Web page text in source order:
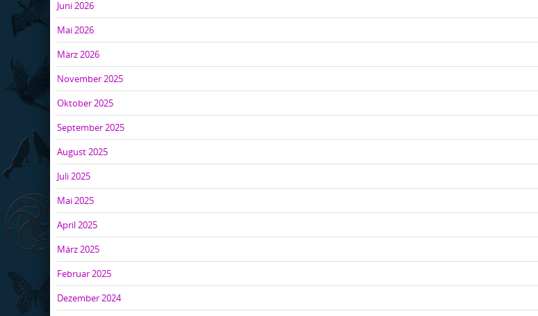
Juni 2026
Mai 2026
März 2026
November 2025
Oktober 2025
September 2025
August 2025
Juli 2025
Mai 2025
April 2025
März 2025
Februar 2025
Dezember 2024